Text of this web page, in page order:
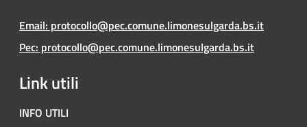
Email: protocollo@pec.comune.limonesulgarda.bs.it
Pec: protocollo@pec.comune.limonesulgarda.bs.it
Link utili
INFO UTILI